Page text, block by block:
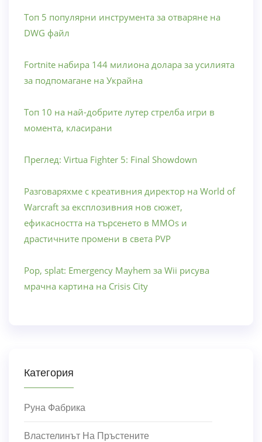
Топ 5 популярни инструмента за отваряне на
DWG файл
Fortnite набира 144 милиона долара за усилията
за подпомагане на Украйна
Топ 10 на най-добрите лутер стрелба игри в
момента, класирани
Преглед: Virtua Fighter 5: Final Showdown
Разговаряхме с креативния директор на World of
Warcraft за експлозивния нов сюжет,
ефикасността на търсенето в MMOs и
драстичните промени в света PVP
Pop, splat: Emergency Mayhem за Wii рисува
мрачна картина на Crisis City
Категория
Руна Фабрика
Властелинът На Пръстените